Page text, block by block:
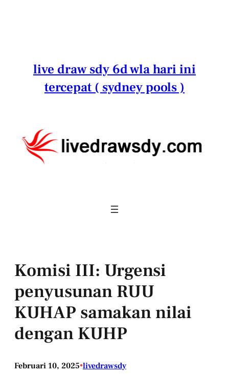
live draw sdy 6d wla hari ini
tercepat ( sydney pools )
Komisi III: Urgensi
penyusunan RUU
KUHAP samakan nilai
dengan KUHP
Februari 10, 2025•livedrawsdy